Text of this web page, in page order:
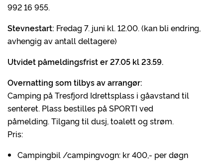
992 16 955.
Stevnestart: Fredag 7. juni kl. 12.00. (kan bli endring,
avhengig av antall deltagere)
Utvidet påmeldingsfrist er 27.05 kl 23.59.
Overnatting som tilbys av arrangør:
Camping på Tresfjord Idrettsplass i gåavstand til
senteret. Plass bestilles på SPORTI ved
påmelding. Tilgang til dusj, toalett og strøm.
Pris:
Campingbil /campingvogn: kr 400,- per døgn